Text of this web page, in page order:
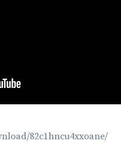
82c1hncu4xxoane/